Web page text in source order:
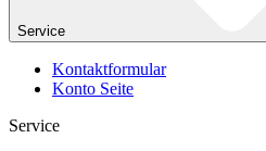
Service
Kontaktformular
Konto Seite
Service